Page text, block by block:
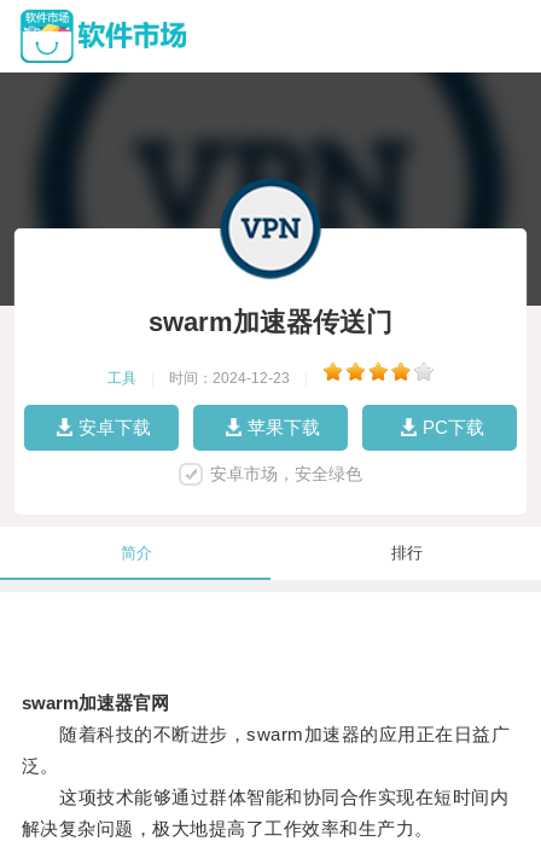
swarm加速器传送门
工具 时间：2024-12-23
安卓下载 苹果下载 PC下载
安卓市场，安全绿色
简介 排行
swarm加速器官网
随着科技的不断进步，swarm加速器的应用正在日益广
泛。
这项技术能够通过群体智能和协同合作实现在短时间内
解决复杂问题，极大地提高了工作效率和生产力。